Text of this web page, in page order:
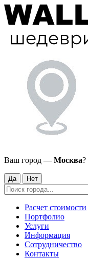
Ваш город — Москва?
Да Нет
Расчет стоимости
Портфолио
Услуги
Информация
Сотрудничество
Контакты